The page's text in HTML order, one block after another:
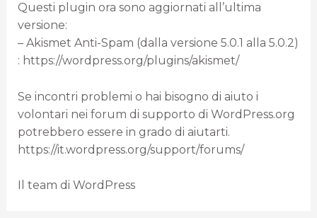
Questi plugin ora sono aggiornati all’ultima
versione:
– Akismet Anti-Spam (dalla versione 5.0.1 alla 5.0.2)
: https://wordpress.org/plugins/akismet/
Se incontri problemi o hai bisogno di aiuto i
volontari nei forum di supporto di WordPress.org
potrebbero essere in grado di aiutarti.
https://it.wordpress.org/support/forums/
Il team di WordPress